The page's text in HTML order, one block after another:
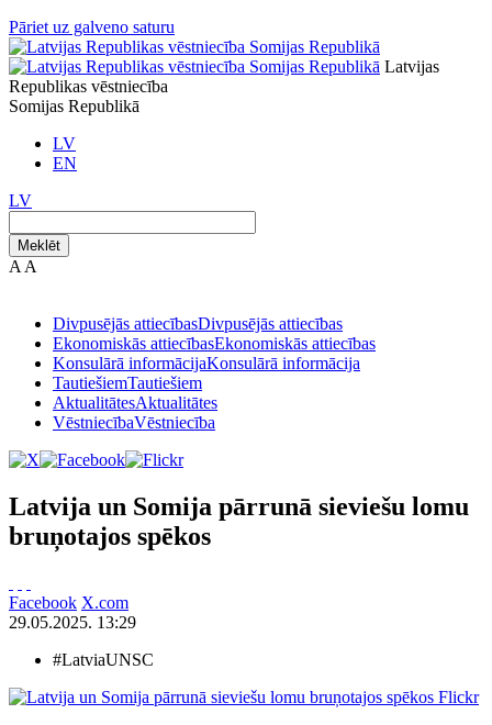
Pāriet uz galveno saturu
Latvijas
Republikas vēstniecība
Somijas Republikā
LV
EN
LV
Meklēt
A A
Divpusējās attiecībasDivpusējās attiecības
Ekonomiskās attiecībasEkonomiskās attiecības
Konsulārā informācijaKonsulārā informācija
TautiešiemTautiešiem
AktualitātesAktualitātes
VēstniecībaVēstniecība
Latvija un Somija pārrunā sieviešu lomu
bruņotajos spēkos
Facebook X.com
29.05.2025. 13:29
#LatviaUNSC
Flickr